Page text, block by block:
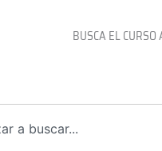
BUSCA EL CURSO